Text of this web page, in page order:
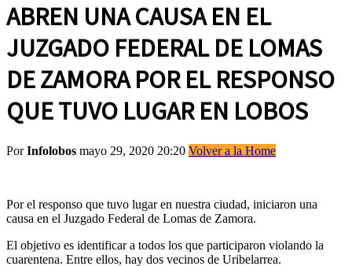
ABREN UNA CAUSA EN EL
JUZGADO FEDERAL DE LOMAS
DE ZAMORA POR EL RESPONSO
QUE TUVO LUGAR EN LOBOS
PorInfolobos mayo 29, 2020 20:20 Volver a la Home
Por el responso que tuvo lugar en nuestra ciudad, iniciaron una
causa en el Juzgado Federal de Lomas de Zamora.
El objetivo es identificar a todos los que participaron violando la
cuarentena. Entre ellos, hay dos vecinos de Uribelarrea.